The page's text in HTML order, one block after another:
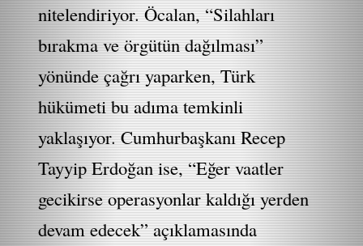
nitelendiriyor. Öcalan, “Silahları
bırakma ve örgütün dağılması”
yönünde çağrı yaparken, Türk
hükümeti bu adıma temkinli
yaklaşıyor. Cumhurbaşkanı Recep
Tayyip Erdoğan ise, “Eğer vaatler
gecikirse operasyonlar kaldığı yerden
devam edecek” açıklamasında